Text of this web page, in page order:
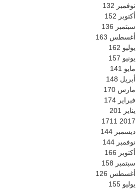
نوفمبر 132
أكتوبر 152
سبتمبر 136
أغسطس 163
يوليو 162
يونيو 157
مايو 141
أبريل 148
مارس 170
فبراير 174
يناير 201
2017
1711
ديسمبر 144
نوفمبر 144
أكتوبر 166
سبتمبر 158
أغسطس 126
يوليو 155